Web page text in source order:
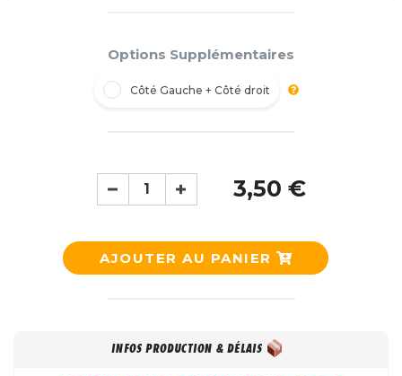
Options Supplémentaires
Côté Gauche + Côté droit
3,50 €
AJOUTER AU PANIER
INFOS PRODUCTION & DÉLAIS